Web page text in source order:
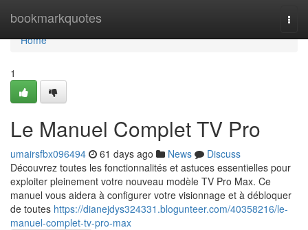
bookmarkquotes
Home
Home
1
Le Manuel Complet TV Pro
umairsfbx096494 61 days ago News
Discuss
Découvrez toutes les fonctionnalités et astuces essentielles pour
exploiter pleinement votre nouveau modèle TV Pro Max. Ce
manuel vous aidera à configurer votre visionnage et à débloquer
de toutes https://dianejdys324331.blogunteer.com/40358216/le-
manuel-complet-tv-pro-max